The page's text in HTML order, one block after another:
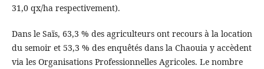
31,0 qx/ha respectivement).
Dans le Saïs, 63,3 % des agriculteurs ont recours à la location
du semoir et 53,3 % des enquêtés dans la Chaouia y accèdent
via les Organisations Professionnelles Agricoles. Le nombre